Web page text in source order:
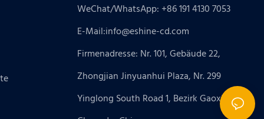
WeChat/WhatsApp: +86 191 4130 7053
E-Mail:info@eshine-cd.com
Firmenadresse: Nr. 101, Gebäude 22,
Zhongjian Jinyuanhui Plaza, Nr. 299
Yinglong South Road 1, Bezirk Gaoxin,